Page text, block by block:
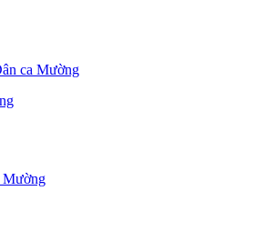
ca Mường
Mường